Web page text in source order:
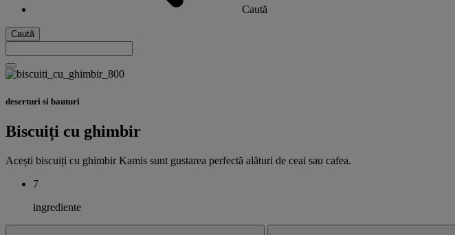
Caută
Caută
deserturi si bauturi
Biscuiți cu ghimbir
Acești biscuiți cu ghimbir Kamis sunt gustarea perfectă alături de ceai sau cafea.
7
ingrediente